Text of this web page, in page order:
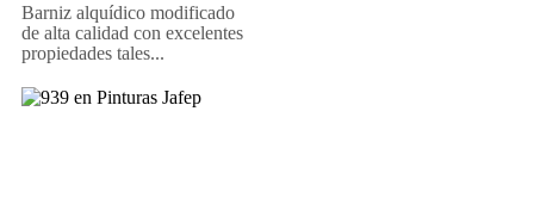
Barniz alquídico modificado
de alta calidad con excelentes
propiedades tales...